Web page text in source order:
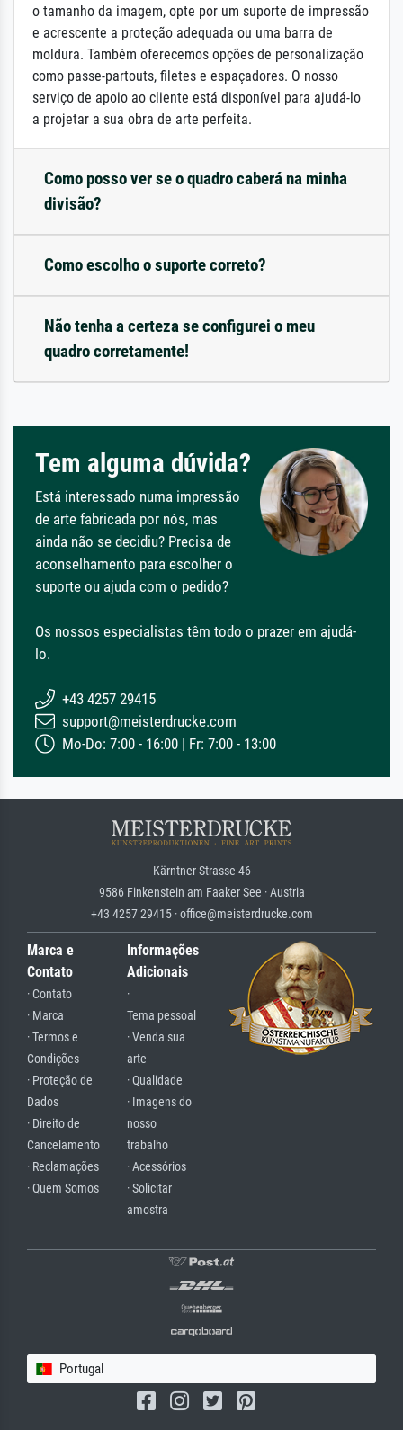
o tamanho da imagem, opte por um suporte de impressão
e acrescente a proteção adequada ou uma barra de
moldura. Também oferecemos opções de personalização
como passe-partouts, filetes e espaçadores. O nosso
serviço de apoio ao cliente está disponível para ajudá-lo
a projetar a sua obra de arte perfeita.
Como posso ver se o quadro caberá na minha
divisão?
Como escolho o suporte correto?
Não tenha a certeza se configurei o meu
quadro corretamente!
Tem alguma dúvida?
Está interessado numa impressão
de arte fabricada por nós, mas
ainda não se decidiu? Precisa de
aconselhamento para escolher o
suporte ou ajuda com o pedido?
Os nossos especialistas têm todo o prazer em ajudá-
lo.
+43 4257 29415
support@meisterdrucke.com
Mo-Do: 7:00 - 16:00 | Fr: 7:00 - 13:00
Kärntner Strasse 46
9586 Finkenstein am Faaker See · Austria
+43 4257 29415 · office@meisterdrucke.com
Marca e
Contato
· Contato
· Marca
· Termos e
Condições
· Proteção de
Dados
· Direito de
Cancelamento
· Reclamações
· Quem Somos
Informações
Adicionais
·
Tema pessoal
· Venda sua
arte
· Qualidade
· Imagens do
nosso
trabalho
· Acessórios
· Solicitar
amostra
Portugal